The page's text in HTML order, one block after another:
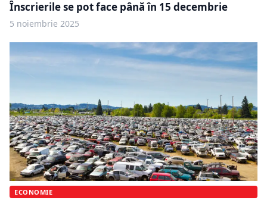
Înscrierile se pot face până în 15 decembrie
5 noiembrie 2025
ECONOMIE